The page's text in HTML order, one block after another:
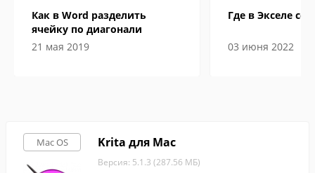
Как в Word разделить
ячейку по диагонали
21 мая 2019
Где в Экселе
03 июня 2022
Mac OS Krita для Mac
Версия: 5.1.3 (287.56 МБ)